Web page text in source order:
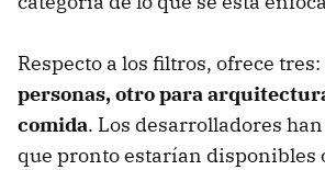
Respecto a los filtros, ofrece tres:
personas, otro para
comida. Los desarrolladores
que pronto estarían disponibles